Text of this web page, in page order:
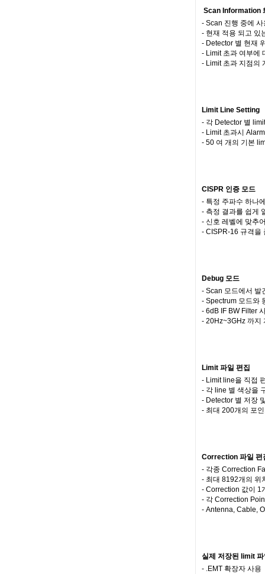
Scan Information
- Scan 진행 중에 사
- 현재 적용 되고 있
- Detector 별 현재
- Limit 초과 여부에
- Limit 초과 지점의
Limit Line Setting
- 각 Detector 별
- Limit 초과시
- 50 여 개의 기본
CISPR 인증 모드
- 특정 주파수 하나
- 측정 결과를 쉽게
- 신호 레벨에 맞추
- CISPR-16 규격을
Debug 모드
- Scan 모드에서 발
- Spectrum 모드와
- 6dB IF BW Filter
- 20Hz~3GHz 까지
Limit 파일 편집
- Limit line을 직접
- 각 line 별 색상을
- Detector 별 저장
- 최대 200개의 포
Correction 파일 편
- 각종 Correction
- 최대 8192개의 위
- Correction 값이 1
- 각 Correction
- Antenna, Cable,
실제 저장된 limit 파
- .EMT 확장자 사용